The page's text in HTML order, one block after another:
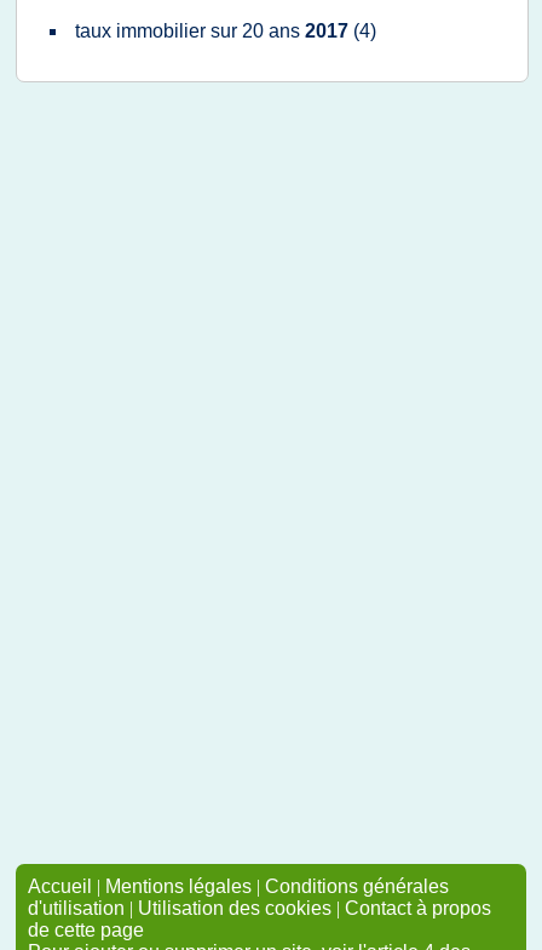
taux immobilier sur 20 ans 2017 (4)
Accueil | Mentions légales | Conditions générales
d'utilisation | Utilisation des cookies | Contact à propos
de cette page